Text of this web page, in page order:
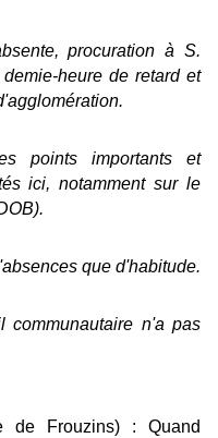
procuration à S.
heure de retard et
points importants et
ici, notamment sur le
que d'habitude.
communautaire n'a pas
de Frouzins) : Quand